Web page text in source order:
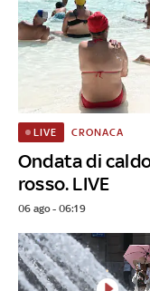
Ondata di
rosso. LIVE
LIVE CRONACA
06 ago - 06:19